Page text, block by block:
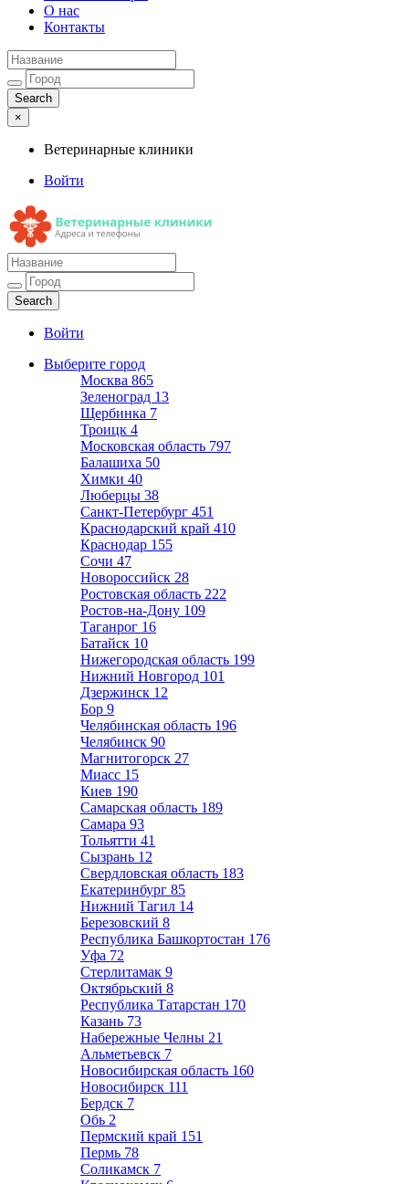
О нас
Контакты
×
Ветеринарные клиники
Войти
Ветеринарные клиники
Адреса и телефоны
Войти
Выберите город
Москва 865
Зеленоград 13
Щербинка 7
Троицк 4
Московская область 797
Балашиха 50
Химки 40
Люберцы 38
Санкт-Петербург 451
Краснодарский край 410
Краснодар 155
Сочи 47
Новороссийск 28
Ростовская область 222
Ростов-на-Дону 109
Таганрог 16
Батайск 10
Нижегородская область 199
Нижний Новгород 101
Дзержинск 12
Бор 9
Челябинская область 196
Челябинск 90
Магнитогорск 27
Миасс 15
Киев 190
Самарская область 189
Самара 93
Тольятти 41
Сызрань 12
Свердловская область 183
Екатеринбург 85
Нижний Тагил 14
Березовский 8
Республика Башкортостан 176
Уфа 72
Стерлитамак 9
Октябрьский 8
Республика Татарстан 170
Казань 73
Набережные Челны 21
Альметьевск 7
Новосибирская область 160
Новосибирск 111
Бердск 7
Обь 2
Пермский край 151
Пермь 78
Соликамск 7